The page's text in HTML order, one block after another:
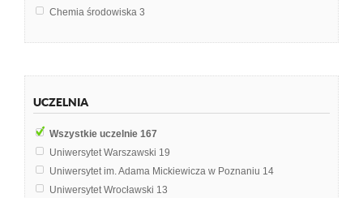
Chemia środowiska 3
Polityka społeczna
UCZELNIA
Wszystkie uczelnie 167
Uniwersytet Warszawski 19
Uniwersytet im. Adama Mickiewicza w Poznaniu 14
Uniwersytet Wrocławski 13